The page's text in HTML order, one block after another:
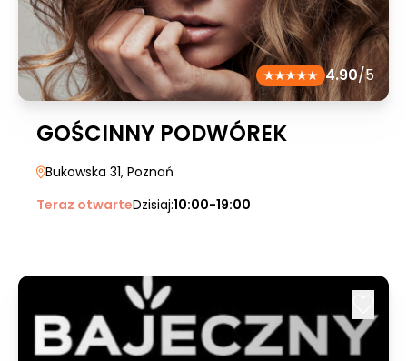
4.90/5
GOŚCINNY PODWÓREK
Bukowska 31, Poznań
Teraz otwarteDzisiaj:10:00-19:00